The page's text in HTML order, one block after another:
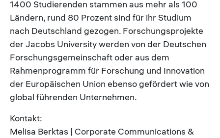
1400 Studierenden stammen aus mehr als 100
Ländern, rund 80 Prozent sind für ihr Studium
nach Deutschland gezogen. Forschungsprojekte
der Jacobs University werden von der Deutschen
Forschungsgemeinschaft oder aus dem
Rahmenprogramm für Forschung und Innovation
der Europäischen Union ebenso gefördert wie von
global führenden Unternehmen.
Kontakt:
Melisa Berktas | Corporate Communications &